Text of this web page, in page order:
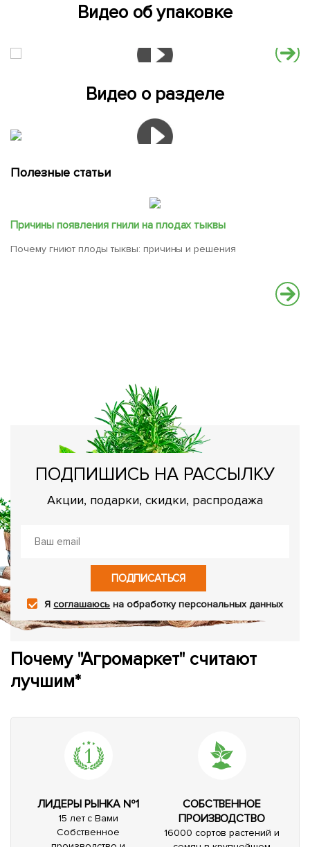
Видео об упаковке
Видео о разделе
Полезные статьи
Причины появления гнили на плодах тыквы
Почему гниют плоды тыквы: причины и решения
ПОДПИШИСЬ НА РАССЫЛКУ
Акции, подарки, скидки, распродажа
ПОДПИСАТЬСЯ
Ясоглашаюсь на обработку персональных данных
Почему "Агромаркет" считают
лучшим*
ЛИДЕРЫ РЫНКА №1
15 лет с Вами
Собственное
СОБСТВЕННОЕ
ПРОИЗВОДСТВО
16000 сортов растений и